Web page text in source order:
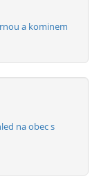
a kominem
na obec s